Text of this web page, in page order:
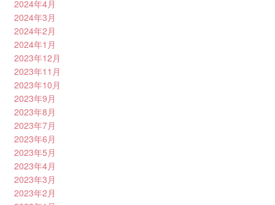
2024年4月
2024年3月
2024年2月
2024年1月
2023年12月
2023年11月
2023年10月
2023年9月
2023年8月
2023年7月
2023年6月
2023年5月
2023年4月
2023年3月
2023年2月